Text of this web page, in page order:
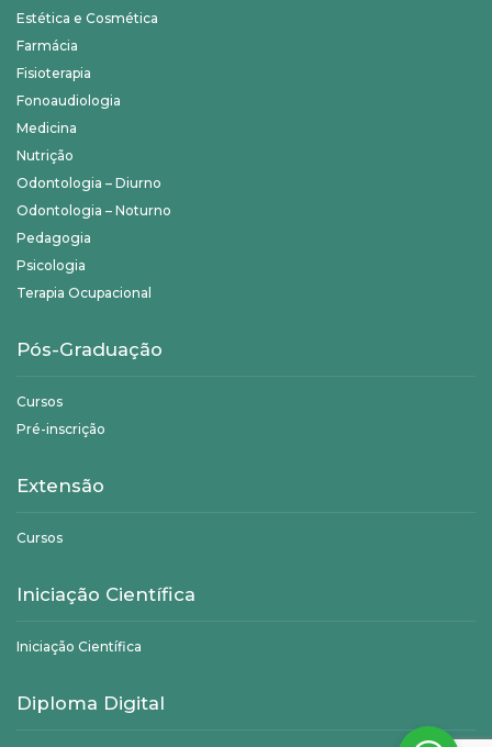
Estética e Cosmética
Farmácia
Fisioterapia
Fonoaudiologia
Medicina
Nutrição
Odontologia – Diurno
Odontologia – Noturno
Pedagogia
Psicologia
Terapia Ocupacional
Pós-Graduação
Cursos
Pré-inscrição
Extensão
Cursos
Iniciação Científica
Iniciação Científica
Diploma Digital